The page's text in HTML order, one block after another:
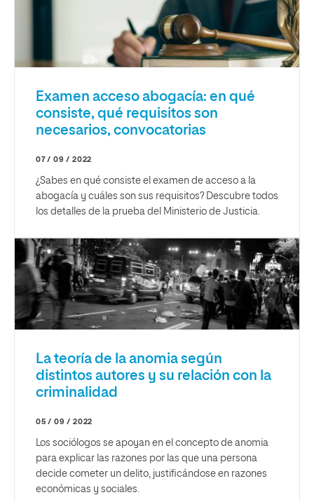
Examen acceso abogacía: en qué
consiste, qué requisitos son
necesarios, convocatorias
07 / 09 / 2022
¿Sabes en qué consiste el examen de acceso a la
abogacía y cuáles son sus requisitos? Descubre todos
los detalles de la prueba del Ministerio de Justicia.
La teoría de la anomia según
distintos autores y su relación con la
criminalidad
05 / 09 / 2022
Los sociólogos se apoyan en el concepto de anomia
para explicar las razones por las que una persona
decide cometer un delito, justificándose en razones
económicas y sociales.